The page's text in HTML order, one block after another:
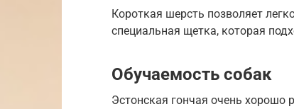
Короткая шерсть позволяет
специальная щетка, которая
Обучаемость собак
Эстонская гончая очень хорошо